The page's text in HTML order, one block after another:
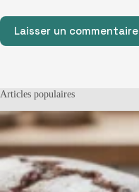
Laisser un commentaire
Articles populaires